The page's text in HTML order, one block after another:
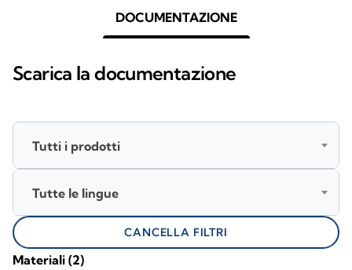
DOCUMENTAZIONE
Scarica la documentazione
Materiali (2)
Tutti i prodotti
Tutte le lingue
CANCELLA FILTRI